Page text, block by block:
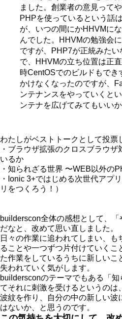
ました。創業者の意見って
PHPを使っているという話
が、いつの間にかHHVMに
んでした。HHVMの勉強会
ですが、PHP7が正統みた
で、HHVMの立ち位置は正
時CentOSでのビルドもでき
かけなくなったのですが、
ンテナンスをやっていくと
ンテナを広げてみてもいい
わたしがベストトークとして投票
・ブラウザ拡張のクロスブラウ
いるか
・知られざる世界 〜WEB以外の
・Ionic 3+ではじめる次世代アプ
リをつくろう！）
builderscon全体の感想として、
だなと、改めて思い直しました。
日々の作業に追われてしまい、
ることや一つずつ片付けていくこ
た作業をしているうちに新しい
失われていく気がします。
buildersconのテーマでもある「
てそれに刺激を受けるというのは
波紋を作り、自分の中の新しい波
はないか、と思うのです。